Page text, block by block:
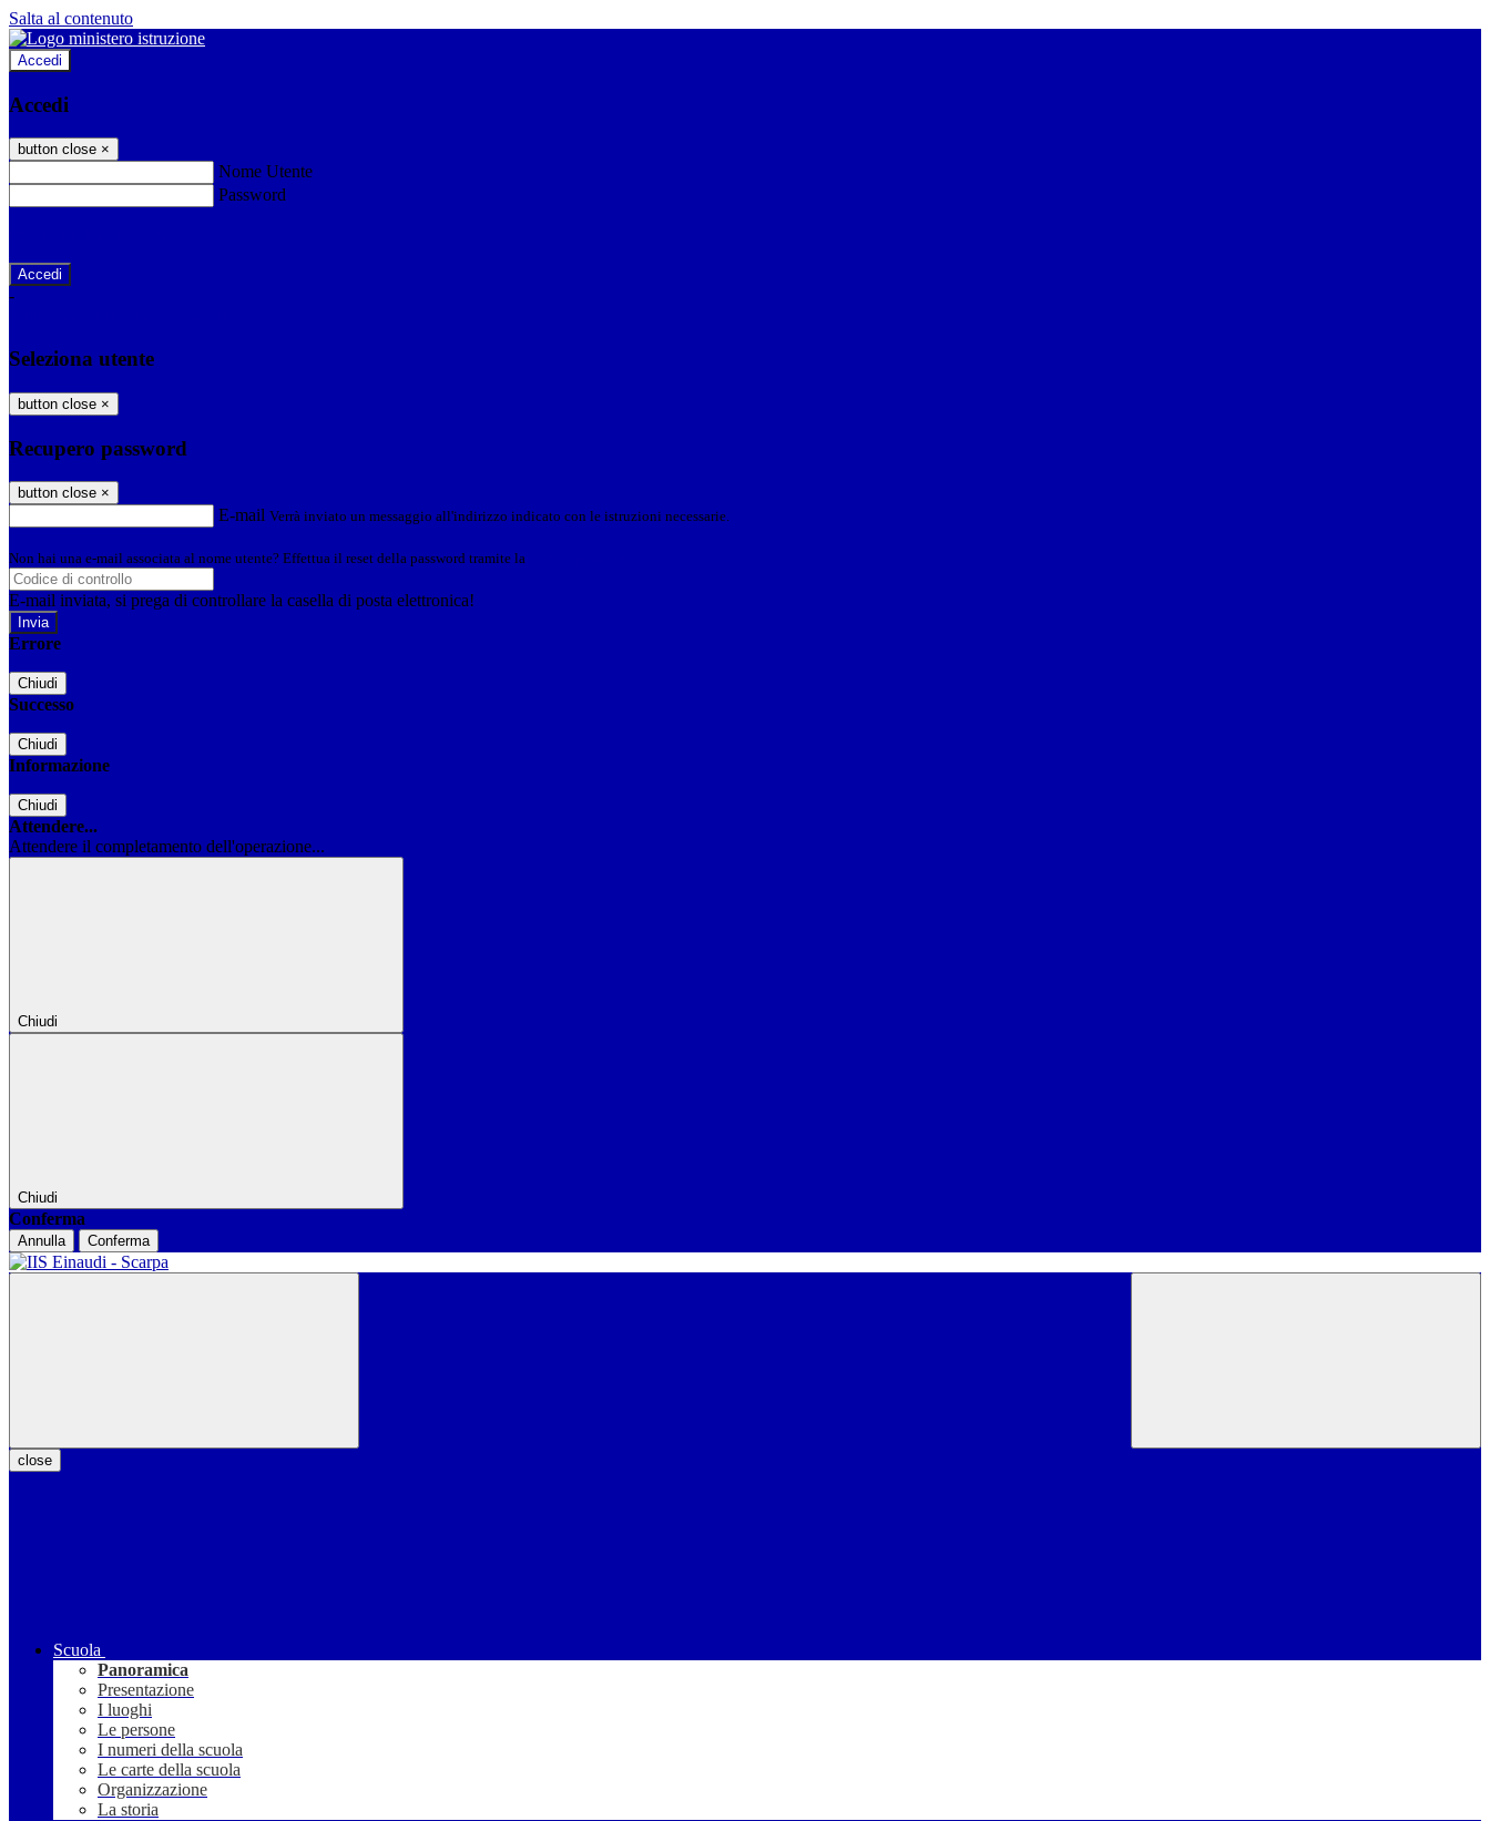
Salta al contenuto
Accedi
Accedi
button close ×
Nome Utente
Password
-
Seleziona utente
button close ×
Recupero password
button close ×
E-mail Verrà inviato un messaggio all'indirizzo indicato con le istruzioni necessarie.
Non hai una e-mail associata al nome utente? Effettua il reset della password tramite la
E-mail inviata, si prega di controllare la casella di posta elettronica!
Errore
Chiudi
Successo
Chiudi
Informazione
Chiudi
Attendere...
Attendere il completamento dell'operazione...
Chiudi
Chiudi
Conferma
Annulla Conferma
close
Scuola
Panoramica
Presentazione
I luoghi
Le persone
I numeri della scuola
Le carte della scuola
Organizzazione
La storia